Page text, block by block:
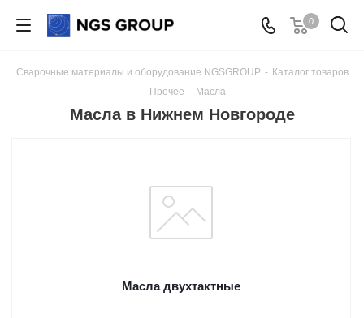
0
Сварочные материалы и оборудование NGSGROUP - Каталог товаров
- Прочее - Масла
Масла в Нижнем Новгороде
Масла двухтактные